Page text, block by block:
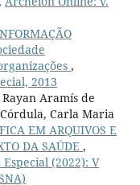
,
2013
Aramís de
Carla Maria
EM ARQUIVOS E
DA SAÚDE ,
(2022): V